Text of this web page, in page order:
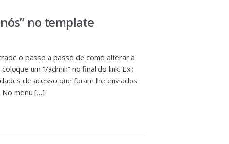
no template
o passo a passo de como alterar a
um “/admin” no final do link. Ex.:
de acesso que foram lhe enviados
No menu […]